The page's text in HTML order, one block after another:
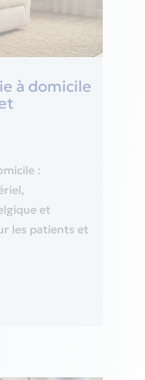
à domicile
:
et
les patients et